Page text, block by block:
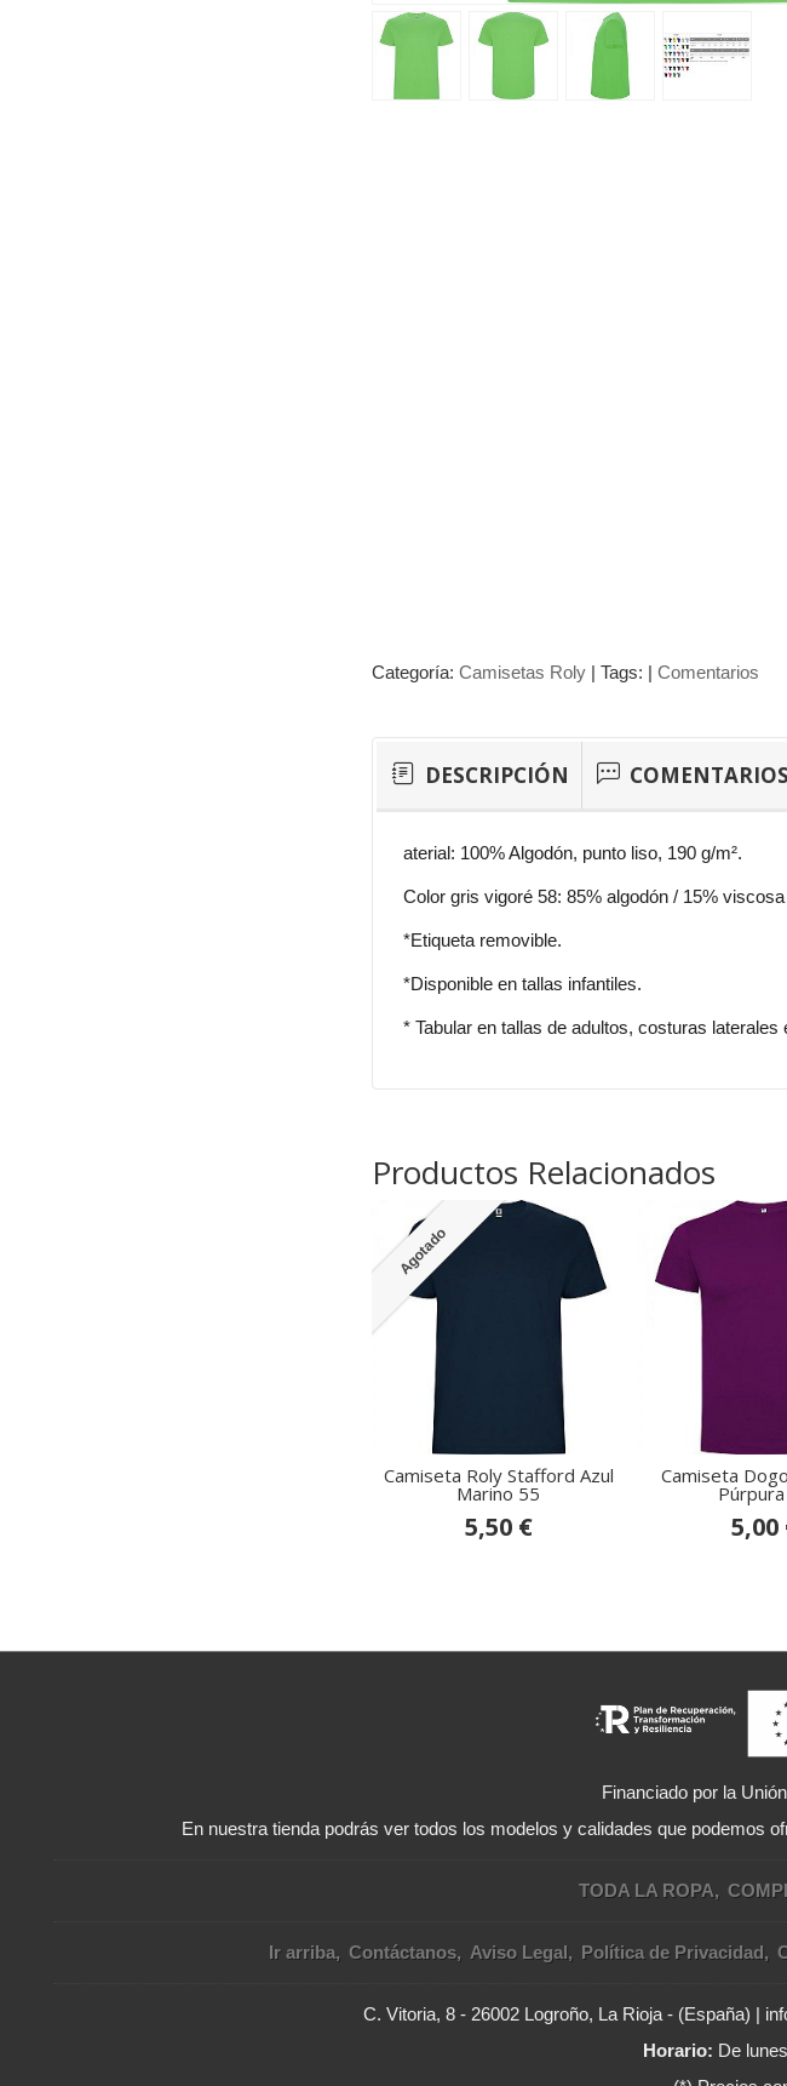
Categoría: Camisetas Roly| Tags: | Comentarios
DESCRIPCIÓN COMENTARIOS
aterial: 100% Algodón, punto liso, 190 g/m².
Color gris vigoré 58: 85% algodón / 15% viscosa
*Etiqueta removible.
*Disponible en tallas infantiles.
* Tabular en tallas de adultos, costuras laterales
Productos Relacionados
Agotado
Camiseta Roly Stafford Azul
Marino 55
5,50 €
Camiseta
Púrpura
5,00
Financiado por la
En nuestra tienda podrás ver todos los modelos y calidades que podemos
TODA LA ROPA
Ir arriba Contáctanos Aviso Legal Política de Privacidad
C. Vitoria, 8 - 26002 Logroño, La Rioja - (España) |
Horario: De